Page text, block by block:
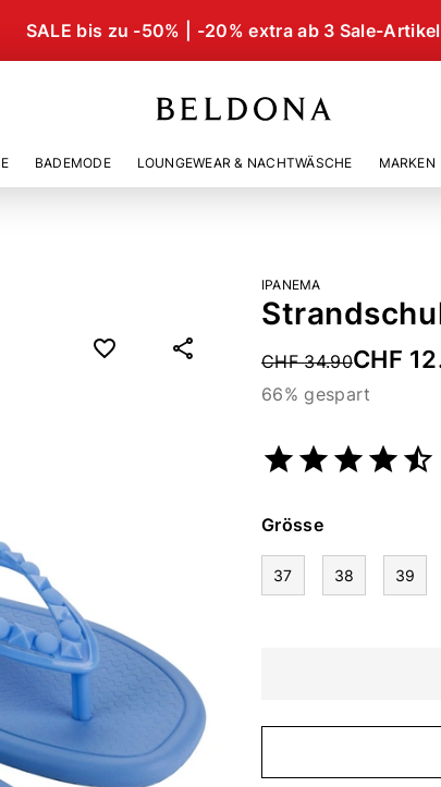
SALE bis zu -50% | -20% extra ab 3 Sale-
BADEMODE LOUNGEWEAR & NACHTWÄSCHE MARKEN
IPANEMA
Price reduced from
CHF 34.90CHF
66% gespart
Grösse
37 38 39